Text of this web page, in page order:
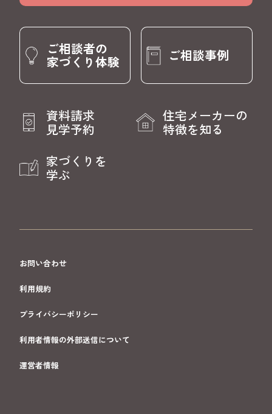
ご相談者の
家づくり体験 ご相談事例
資料請求
見学予約
住宅メーカーの
特徴を知る
家づくりを
学ぶ
お問い合わせ
利用規約
プライバシーポリシー
利用者情報の外部送信について
運営者情報